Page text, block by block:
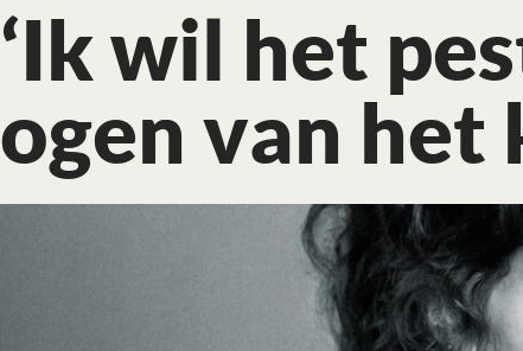
‘Ik wil het
ogen van het